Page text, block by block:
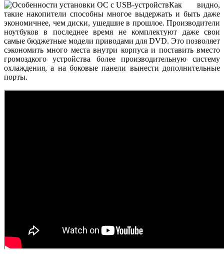
Как видно,
такие накопители способны многое выдержать и быть даже
экономичнее, чем диски, ушедшие в прошлое. Производители
ноутбуков в последнее время не комплектуют даже свои
самые бюджетные модели приводами для DVD. Это позволяет
сэкономить много места внутри корпуса и поставить вместо
громоздкого устройства более производительную систему
охлаждения, а на боковые панели вынести дополнительные
порты.